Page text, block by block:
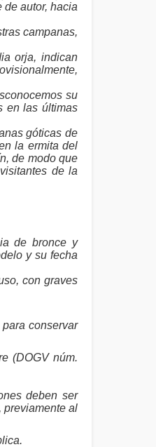
de autor, hacia
campanas,
orja, indican
su
en las últimas
góticas de
la ermita del
de modo que
de la
de bronce y
y su fecha
con graves
conservar
(DOGV núm.
deben ser
previamente al